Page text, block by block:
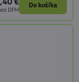
DPH Do košíka